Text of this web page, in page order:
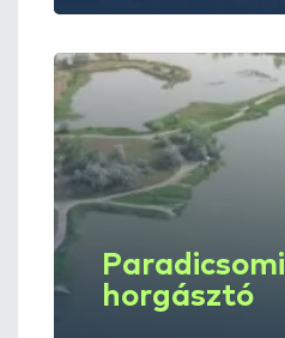
Paradicsomi
horgásztó